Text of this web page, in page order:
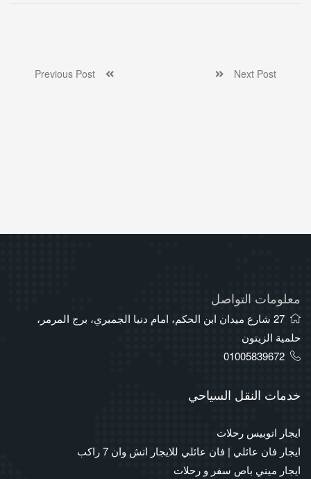
Next Post
معلومات التواصل
27 شارع ميدان ابن الحكم، امام دنيا الجمبري، برج المرمر،
حلمية الزيتون
01005839672
خدمات النقل السياحي
ايجار اتوبيس رحلات
ايجار فان عائلي | فان عائلي للايجار اتش وان 7 راكب
ايجار ميني باص سفر و رحلات